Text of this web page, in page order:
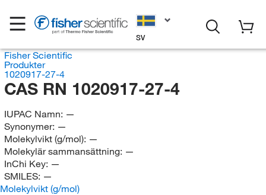
SV
Fisher Scientific
Produkter
1020917-27-4
CAS RN 1020917-27-4
IUPAC Namn: —
Synonymer: —
Molekylvikt (g/mol): —
Molekylär sammansättning: —
InChi Key: —
SMILES: —
Molekylvikt (g/mol)